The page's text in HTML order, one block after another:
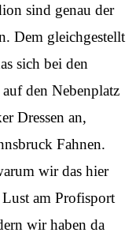
sind genau der
Dem gleichgestellt
sich bei den
den Nebenplatz
Dressen an,
Fahnen.
wir das hier
am Profisport
wir haben da